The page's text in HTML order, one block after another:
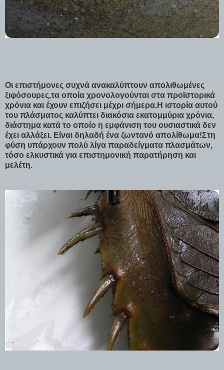
Οι επιστήμονες συχνά ανακαλύπτουν απολιθωμένες
ξιφόσουρες,τα οποία χρονολογούνται στα προϊστορικά
χρόνια και έχουν επιζήσει μέχρι σήμερα.Η ιστορία αυτού
του πλάσματος καλύπτει διακόσια εκατομμύρια χρόνια,
διάστημα κατά το οποίο η εμφάνιση του ουσιαστικά δεν
έχει αλλάξει. Είναι δηλαδή ένα ζωντανό απολίθωμα!Στη
φύση υπάρχουν πολύ λίγα παραδείγματα πλασμάτων,
τόσο ελκυστικά για επιστημονική παρατήρηση και
μελέτη.